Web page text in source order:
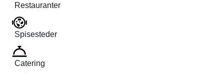
Restauranter
Spisesteder
Catering